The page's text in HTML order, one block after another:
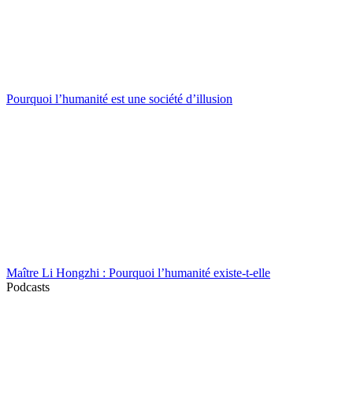
Pourquoi l’humanité est une société d’illusion
Maître Li Hongzhi : Pourquoi l’humanité existe-t-elle
Podcasts